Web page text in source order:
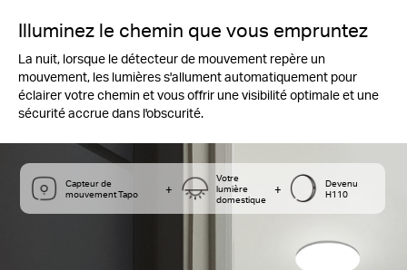
Illuminez le chemin que vous empruntez
La nuit, lorsque le détecteur de mouvement repère un
mouvement, les lumières s'allument automatiquement pour
éclairer votre chemin et vous offrir une visibilité optimale et une
sécurité accrue dans l'obscurité.
Capteur de
mouvement Tapo
+
Votre
lumière
domestique
+
Devenu
H110